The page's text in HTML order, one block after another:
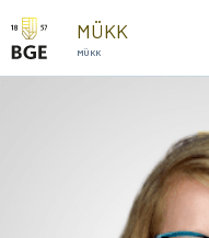
Ugrás a tartalomra
MÜKK
MÜKK